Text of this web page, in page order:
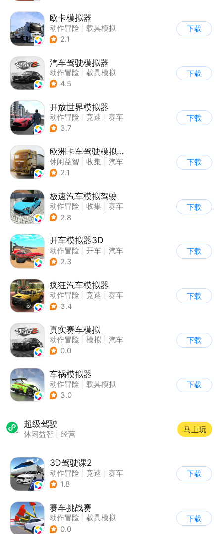
欧卡模拟器
动作冒险
载具模拟
| 写实
2.1
下载
汽车驾驶模拟器
动作冒险
载具模拟
| 汽车
4.5
下载
开放世界模拟器
动作冒险 竞速
赛车
| 开放世界
3.7
下载
欧洲卡车驾驶模拟器3
休闲益智 收集
汽车
| 写实
2.1
下载
极速汽车模拟驾驶
动作冒险 收集
赛车
| 漂移
2.8
下载
开车模拟器3D
动作冒险 开车
汽车
| 卡通
2.3
下载
疯狂汽车模拟器
动作冒险 竞速
赛车
| 开放世界
3.4
下载
真实赛车模拟
动作冒险 模拟
汽车
| 漂移
0.0
下载
车祸模拟器
动作冒险
载具模拟
| 汽车
3.0
下载
超级驾驶
休闲益智 经营
马上玩
3D驾驶课2
动作冒险 竞速
赛车
| 写实
1.8
下载
赛车挑战赛
动作冒险
载具模拟
| 汽车
0.0
下载